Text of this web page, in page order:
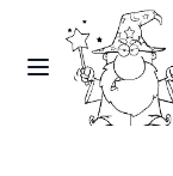
Skip to Content
Toggle Nav